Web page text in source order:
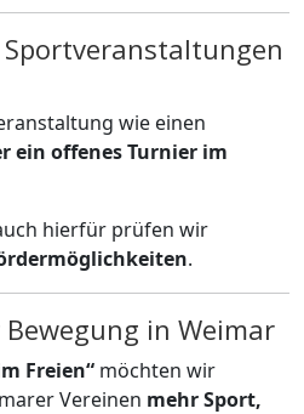
wie einen
ein offenes Turnier im
hierfür prüfen wir
.
in Weimar
Freien“ möchten wir
Vereinen mehr Sport,